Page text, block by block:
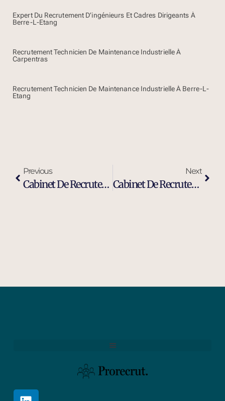
Expert Du Recrutement D’ingénieurs Et Cadres Dirigeants À
Berre-L-Etang
Recrutement Technicien De Maintenance Industrielle À
Carpentras
Recrutement Technicien De Maintenance Industrielle À Berre-L-
Etang
Previous
Cabinet De Recrutement Et De Sourcing À Berre-L-Etang
Next
Cabinet De Recrutement Et Chasseurs De Têtes À Berre-L-Etang